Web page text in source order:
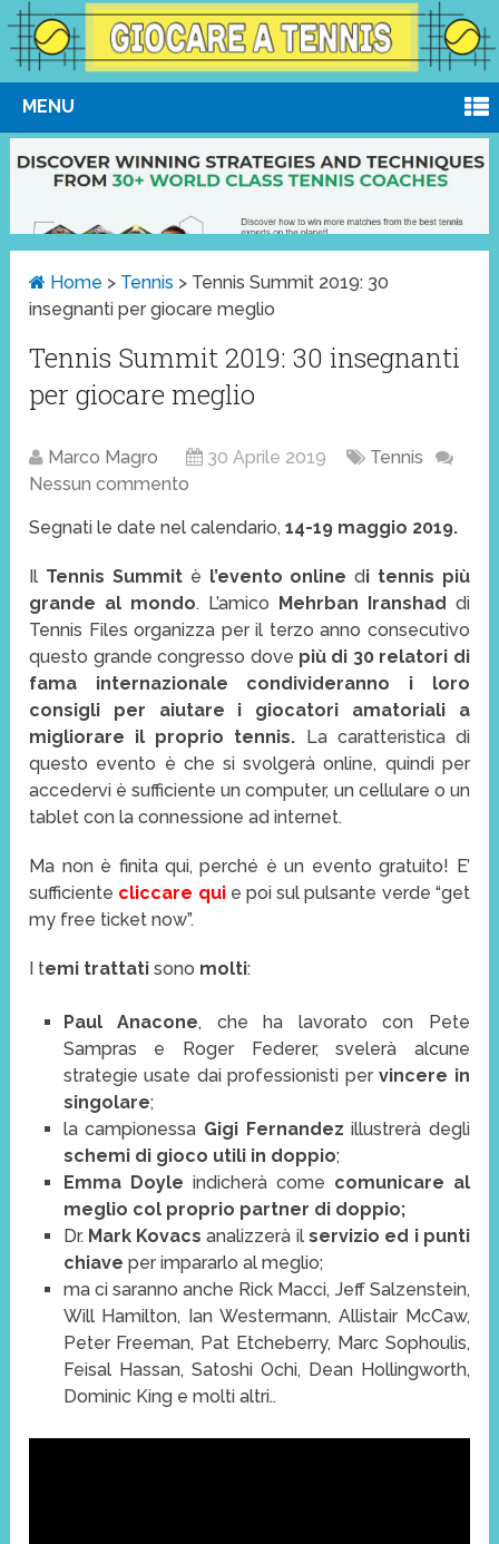
MENU
Home > Tennis > Tennis Summit 2019: 30
insegnanti per giocare meglio
Tennis Summit 2019: 30 insegnanti
per giocare meglio
Marco Magro 30 Aprile 2019
Tennis
Nessun commento
Segnati le date nel calendario, 14-19 maggio 2019.
Il Tennis Summitè l’evento online di tennis più
grande al mondo. L’amico Mehrban Iranshad di
Tennis Files organizza per il terzo anno consecutivo
questo grande congresso dove più di 30 relatori di
fama internazionale condivideranno i loro
consigli per aiutare i giocatori amatoriali a
migliorare il proprio tennis. La caratteristica di
questo evento è che si svolgerà online, quindi per
accedervi è sufficiente un computer, un cellulare o un
tablet con la connessione ad internet.
Ma non è finita qui, perché è un evento gratuito! E’
sufficiente cliccare quie poi sul pulsante verde “get
my free ticket now”.
I temi trattati sono molti:
Paul Anacone, che ha lavorato con Pete
Sampras e Roger Federer, svelerà alcune
strategie usate dai professionisti pervincere in
singolare;
la campionessa Gigi Fernandez illustrerà degli
schemi di gioco utili in doppio;
Emma Doyle indicherà come comunicare al
meglio col proprio partner di doppio;
Dr. Mark Kovacs analizzerà il servizio ed i punti
chiave per impararlo al meglio;
ma ci saranno anche Rick Macci, Jeff Salzenstein,
Will Hamilton, Ian Westermann, Allistair McCaw,
Peter Freeman, Pat Etcheberry, Marc Sophoulis,
Feisal Hassan, Satoshi Ochi, Dean Hollingworth,
Dominic King e molti altri..